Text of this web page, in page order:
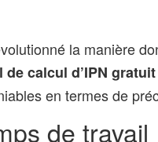
la manière
de calcul d’IPN gratuit
en termes de
de travail